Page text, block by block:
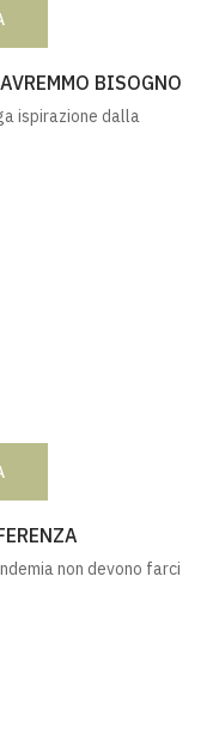
BISOGNO
ispirazione dalla
non devono farci